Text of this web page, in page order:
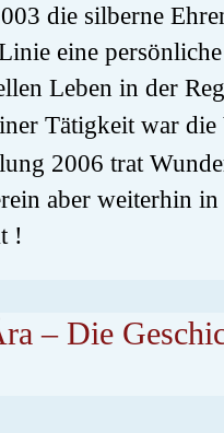
die silberne
eine
Leben in der
Tätigkeit war
2006 trat
aber weiterhin
!
– Die